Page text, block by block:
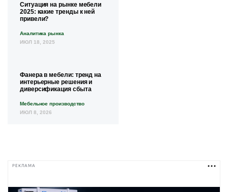
Ситуация на рынке мебели
2025: какие тренды к ней
привели?
Аналитика рынка
ИЮЛ 18, 2025
Фанера в мебели: тренд на
интерьерные решения и
диверсификация сбыта
Мебельное производство
ИЮЛ 8, 2026
РЕКЛАМА